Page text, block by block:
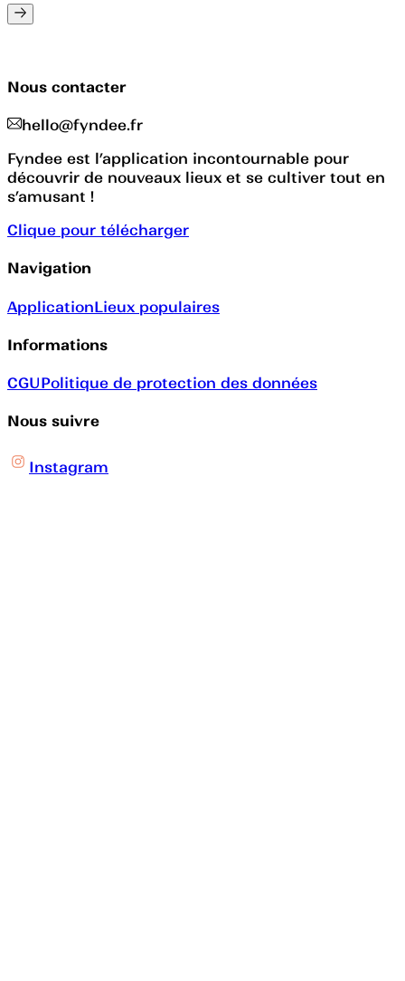
Nous contacter
hello@fyndee.fr
Fyndee est l’application incontournable pour
découvrir de nouveaux lieux et se cultiver tout en
s’amusant !
Clique pour télécharger
Navigation
ApplicationLieux populaires
Informations
CGUPolitique de protection des données
Nous suivre
Instagram